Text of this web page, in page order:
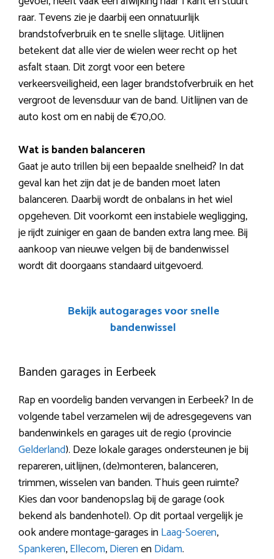
raar. Tevens zie je daarbij een onnatuurlijk
brandstofverbruik en te snelle slijtage. Uitlijnen
betekent dat alle vier de wielen weer recht op het
asfalt staan. Dit zorgt voor een betere
verkeersveiligheid, een lager brandstofverbruik en het
vergroot de levensduur van de band. Uitlijnen van de
auto kost om en nabij de €70,00.
Wat is banden balanceren
Gaat je auto trillen bij een bepaalde snelheid? In dat
geval kan het zijn dat je de banden moet laten
balanceren. Daarbij wordt de onbalans in het wiel
opgeheven. Dit voorkomt een instabiele wegligging,
je rijdt zuiniger en gaan de banden extra lang mee. Bij
aankoop van nieuwe velgen bij de bandenwissel
wordt dit doorgaans standaard uitgevoerd.
Bekijk autogarages voor snelle
bandenwissel
Banden garages in Eerbeek
Rap en voordelig banden vervangen in Eerbeek? In de
volgende tabel verzamelen wij de adresgegevens van
bandenwinkels en garages uit de regio (provincie
Gelderland). Deze lokale garages ondersteunen je bij
repareren, uitlijnen, (de)monteren, balanceren,
trimmen, wisselen van banden. Thuis geen ruimte?
Kies dan voor bandenopslag bij de garage (ook
bekend als bandenhotel). Op dit portaal vergelijk je
ook andere montage-garages inLaag-Soeren,
Spankeren,Ellecom,DierenenDidam.